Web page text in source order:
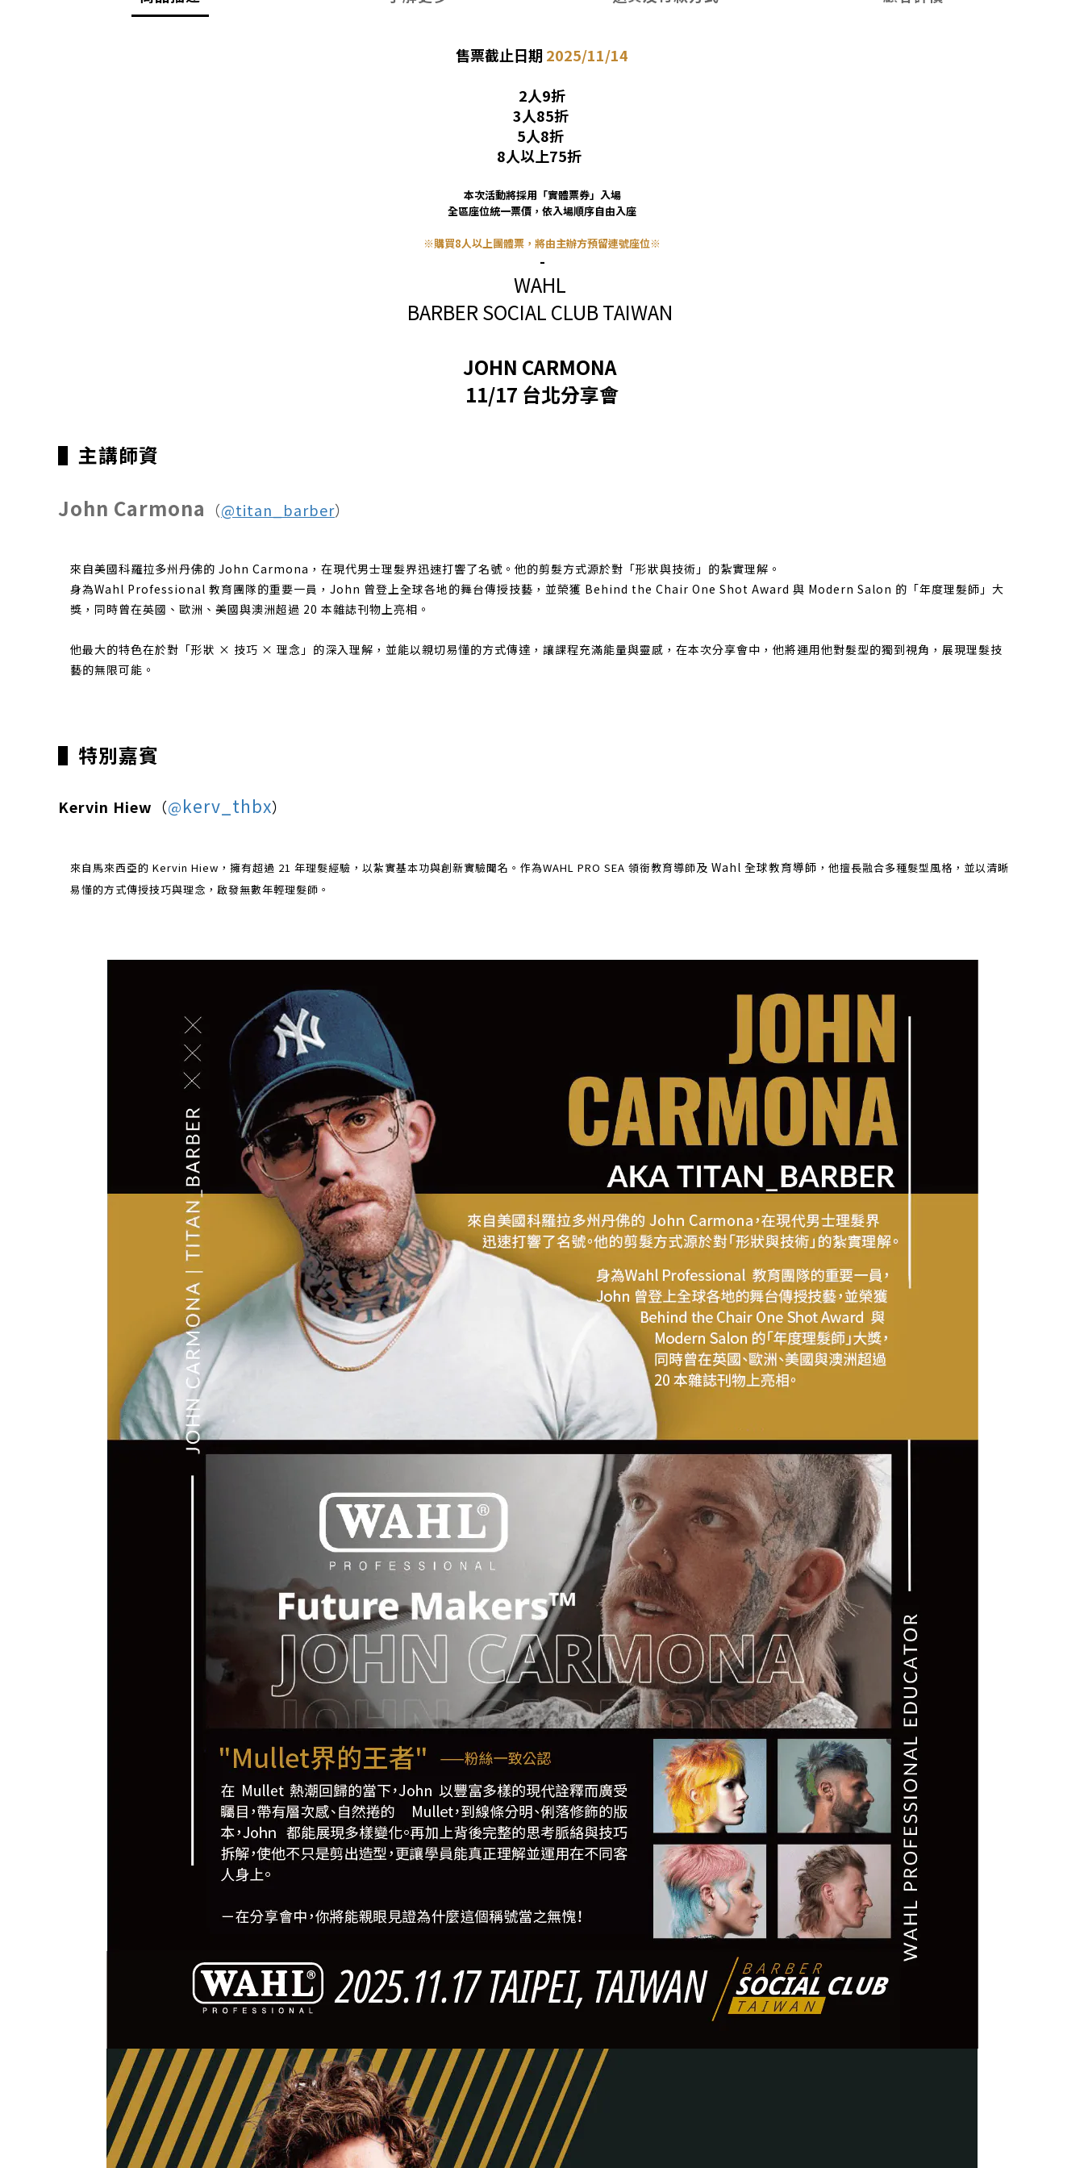
售票截止日期 2025/11/14
2人9折
3人85折
5人8折
8人以上75折
本次活動將採用「實體票券」入場
全區座位統一票價，依入場順序自由入座
※購買8人以上團體票，將由主辦方預留連號座位※
-
WAHL
BARBER SOCIAL CLUB TAIWAN
JOHN CARMONA
11/17 台北分享會
▌主講師資
John Carmona
（@titan_barber）
來自美國科羅拉多州丹佛的 John Carmona，在現代男士理髮界迅速打響了名號。他的剪髮方式源於對「形狀與技術」的紮實理解。
身為Wahl Professional 教育團隊的重要一員，John 曾登上全球各地的舞台傳授技藝，並榮獲 Behind the Chair One Shot Award 與 Modern Salon 的「年度理髮師」大
獎，同時曾在英國、歐洲、美國與澳洲超過 20 本雜誌刊物上亮相。
他最大的特色在於對「形狀 × 技巧 × 理念」的深入理解，並能以親切易懂的方式傳達，讓課程充滿能量與靈感，在本次分享會中，他將運用他對髮型的獨到視角，展現理髮技
藝的無限可能。
▌ 特別嘉賓
Kervin Hiew （@kerv_thbx）
來自馬來西亞的 Kervin Hiew，擁有超過 21 年理髮經驗，以紮實基本功與創新實驗聞名。作為WAHL PRO SEA 領銜教育導師及 Wahl 全球教育導師 ，他擅長融合多種髮型風格，並以清晰
易懂的方式傳授技巧與理念，啟發無數年輕理髮師。